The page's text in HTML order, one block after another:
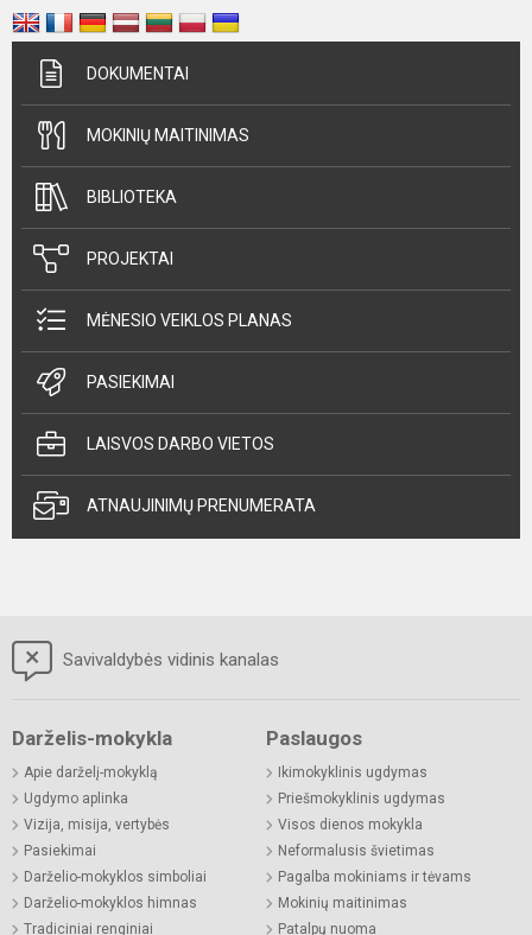
DOKUMENTAI
MOKINIŲ MAITINIMAS
BIBLIOTEKA
PROJEKTAI
MĖNESIO VEIKLOS PLANAS
PASIEKIMAI
LAISVOS DARBO VIETOS
ATNAUJINIMŲ PRENUMERATA
Savivaldybės vidinis kanalas
Darželis-mokykla
Apie darželį-mokyklą
Ugdymo aplinka
Vizija, misija, vertybės
Pasiekimai
Darželio-mokyklos simboliai
Darželio-mokyklos himnas
Tradiciniai renginiai
Paslaugos
Ikimokyklinis ugdymas
Priešmokyklinis ugdymas
Visos dienos mokykla
Neformalusis švietimas
Pagalba mokiniams ir tėvams
Mokinių maitinimas
Patalpų nuoma